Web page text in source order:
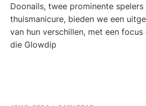
Doonails, twee prominente
thuismanicure, bieden we een
van hun verschillen, met een
die Glowdip